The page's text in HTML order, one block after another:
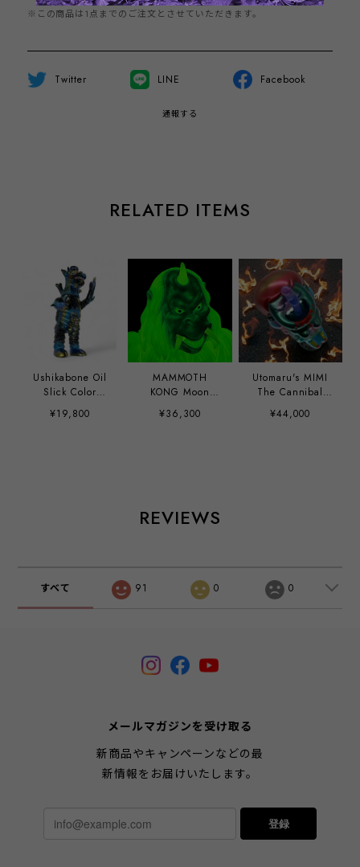
※この商品は1点までのご注文とさせていただきます。
Twitter LINE Facebook
通報する
RELATED ITEMS
Ushikabone Oil
Slick Color
Tomenosuke
Exclusive by
¥19,800
MAMMOTH
KONG Moon
Light edition
¥36,300
Utomaru's MIMI
The Cannibal
Girl hand paint
custom by Mirock
¥44,000
REVIEWS
すべて 91 0 0
メールマガジンを受け取る
新商品やキャンペーンなどの最
新情報をお届けいたします。
登録